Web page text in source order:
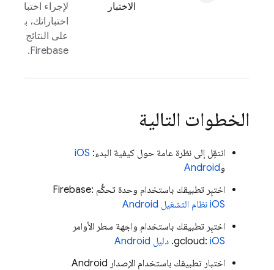
الاختبار
لإجراء اختباراتك.
اختباراتك،
على النتائج في
Firebase
.
الخطوات التالية
انتقِل إلى نظرة عامة حول كيفية البدء: iOS
وAndroid
اختبِر تطبيقك باستخدام وحدة تحكُّم Firebase:
iOS نظام التشغيل Android
اختبِر تطبيقك باستخدام واجهة سطر الأوامر
gcloud: iOS
. دليل Android
اختبار تطبيقك باستخدام الإصدار Android